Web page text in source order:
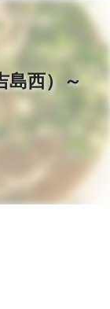
島西）～